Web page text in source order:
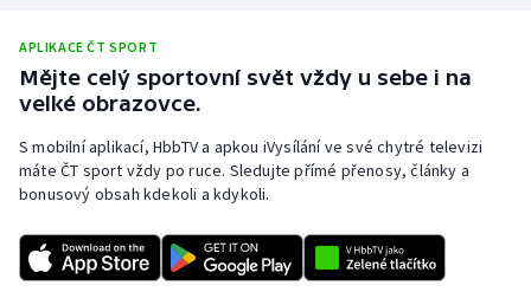
Ragby
Rychlostní kanoistika
Short track
APLIKACE ČT SPORT
Mějte celý sportovní svět vždy u sebe i na
velké obrazovce.
S mobilní aplikací, HbbTV a apkou iVysílání ve své chytré televizi
máte ČT sport vždy po ruce. Sledujte přímé přenosy, články a
bonusový obsah kdekoli a kdykoli.